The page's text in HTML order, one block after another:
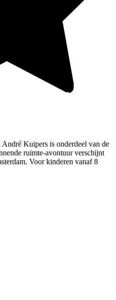
Kuipers is onderdeel van de
ruimte-avontuur verschijnt
Voor kinderen vanaf 8